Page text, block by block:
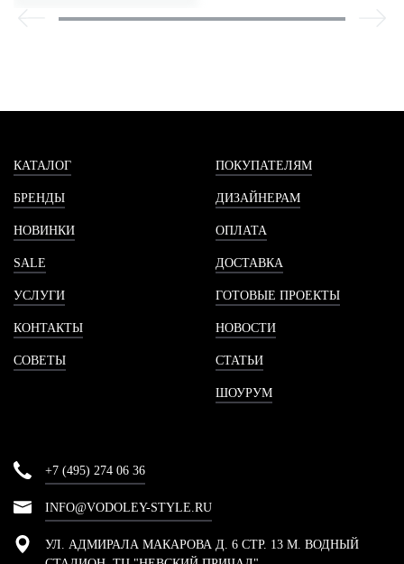
КАТАЛОГ
БРЕНДЫ
НОВИНКИ
SALE
УСЛУГИ
КОНТАКТЫ
СОВЕТЫ
ПОКУПАТЕЛЯМ
ДИЗАЙНЕРАМ
ОПЛАТА
ДОСТАВКА
ГОТОВЫЕ ПРОЕКТЫ
НОВОСТИ
СТАТЬИ
ШОУРУМ
+7 (495) 274 06 36
INFO@VODOLEY-STYLE.RU
УЛ. АДМИРАЛА МАКАРОВА Д. 6 СТР. 13 М. ВОДНЫЙ